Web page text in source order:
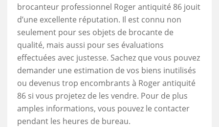
brocanteur professionnel Roger antiquité 86 jouit
d’une excellente réputation. Il est connu non
seulement pour ses objets de brocante de
qualité, mais aussi pour ses évaluations
effectuées avec justesse. Sachez que vous pouvez
demander une estimation de vos biens inutilisés
ou devenus trop encombrants à Roger antiquité
86 si vous projetez de les vendre. Pour de plus
amples informations, vous pouvez le contacter
pendant les heures de bureau.